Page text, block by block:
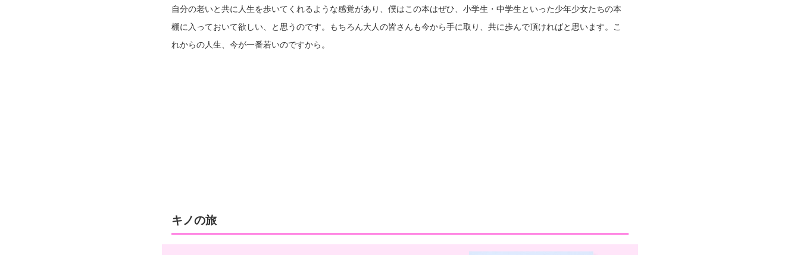
自分の老いと共に人生を歩いてくれるような感覚があり、僕はこの本はぜひ、小学生・中学生といった少年少女たちの本
棚に入っておいて欲しい、と思うのです。もちろん大人の皆さんも今から手に取り、共に歩んで頂ければと思います。こ
れからの人生、今が一番若いのですから。
キノの旅